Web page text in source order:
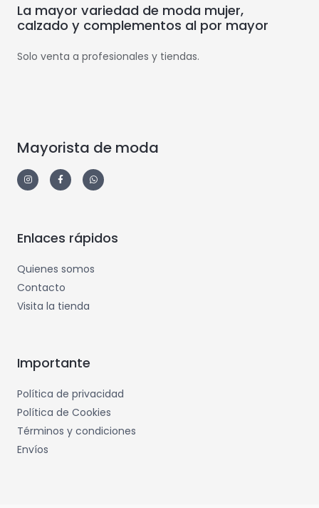
La mayor variedad de moda mujer,
calzado y complementos al por mayor
Solo venta a profesionales y tiendas.
Mayorista de moda
Enlaces rápidos
Quienes somos
Contacto
Visita la tienda
Importante
Política de privacidad
Política de Cookies
Términos y condiciones
Envíos